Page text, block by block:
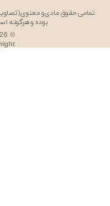
تمامی حقوق مادی و معنوی
بوده و هرگونه
©